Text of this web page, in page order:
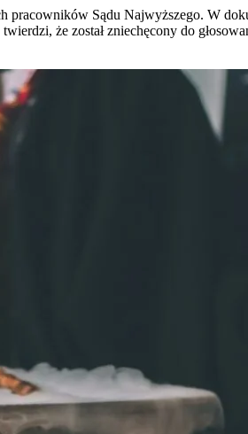
Sądu Najwyższego. W
że został zniechęcony do